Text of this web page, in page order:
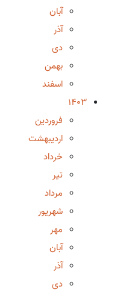
آبان
آذر
دی
بهمن
اسفند
1403
فروردین
اردیبهشت
خرداد
تیر
مرداد
شهریور
مهر
آبان
آذر
دی